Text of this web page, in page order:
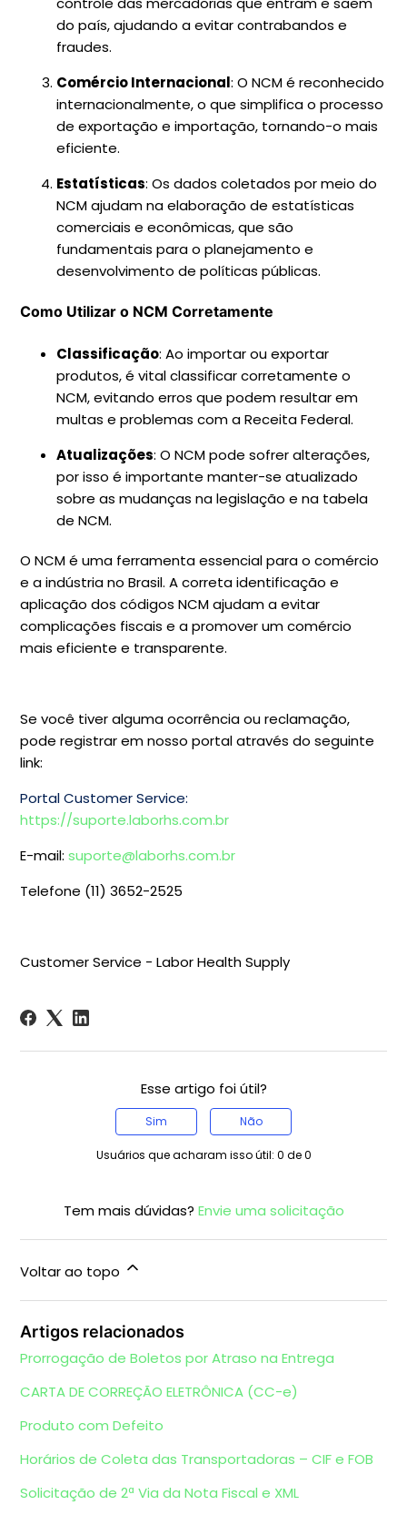
do país, ajudando a evitar contrabandos e
fraudes.
Comércio Internacional: O NCM é reconhecido
internacionalmente, o que simplifica o processo
de exportação e importação, tornando-o mais
eficiente.
Estatísticas: Os dados coletados por meio do
NCM ajudam na elaboração de estatísticas
comerciais e econômicas, que são
fundamentais para o planejamento e
desenvolvimento de políticas públicas.
Como Utilizar o NCM Corretamente
Classificação: Ao importar ou exportar
produtos, é vital classificar corretamente o
NCM, evitando erros que podem resultar em
multas e problemas com a Receita Federal.
Atualizações: O NCM pode sofrer alterações,
por isso é importante manter-se atualizado
sobre as mudanças na legislação e na tabela
de NCM.
O NCM é uma ferramenta essencial para o comércio
e a indústria no Brasil. A correta identificação e
aplicação dos códigos NCM ajudam a evitar
complicações fiscais e a promover um comércio
mais eficiente e transparente.
Se você tiver alguma ocorrência ou reclamação,
pode registrar em nosso portal através do seguinte
link:
Portal Customer Service:
https://suporte.laborhs.com.br
E-mail:suporte@laborhs.com.br
Telefone (11) 3652-2525
Customer Service - Labor Health Supply
Esse artigo foi útil?
Sim Não
Usuários que acharam isso útil: 0 de 0
Tem mais dúvidas? Envie uma solicitação
Voltar ao topo
Artigos relacionados
Prorrogação de Boletos por Atraso na Entrega
CARTA DE CORREÇÃO ELETRÔNICA (CC-e)
Produto com Defeito
Horários de Coleta das Transportadoras – CIF e FOB
Solicitação de 2ª Via da Nota Fiscal e XML